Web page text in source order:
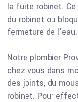
la fuite robinet.
du robinet ou
fermeture de l’eau.
Notre plombier
chez vous dans
des joints, du
robinet. Pour